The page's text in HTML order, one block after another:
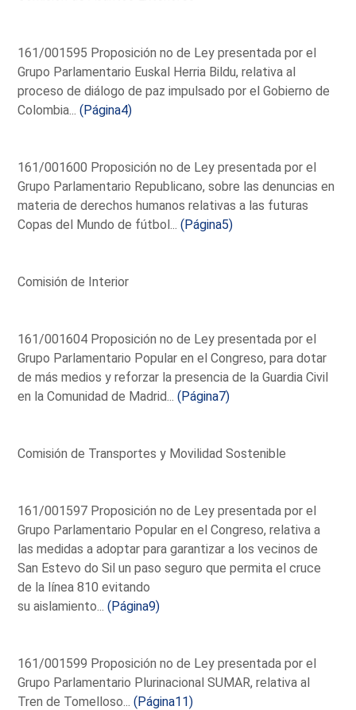
161/001595 Proposición no de Ley presentada por el
Grupo Parlamentario Euskal Herria Bildu, relativa al
proceso de diálogo de paz impulsado por el Gobierno de
Colombia...(Página4)
161/001600 Proposición no de Ley presentada por el
Grupo Parlamentario Republicano, sobre las denuncias en
materia de derechos humanos relativas a las futuras
Copas del Mundo de fútbol...(Página5)
Comisión de Interior
161/001604 Proposición no de Ley presentada por el
Grupo Parlamentario Popular en el Congreso, para dotar
de más medios y reforzar la presencia de la Guardia Civil
en la Comunidad de Madrid...(Página7)
Comisión de Transportes y Movilidad Sostenible
161/001597 Proposición no de Ley presentada por el
Grupo Parlamentario Popular en el Congreso, relativa a
las medidas a adoptar para garantizar a los vecinos de
San Estevo do Sil un paso seguro que permita el cruce
de la línea 810 evitando
su aislamiento...(Página9)
161/001599 Proposición no de Ley presentada por el
Grupo Parlamentario Plurinacional SUMAR, relativa al
Tren de Tomelloso...(Página11)